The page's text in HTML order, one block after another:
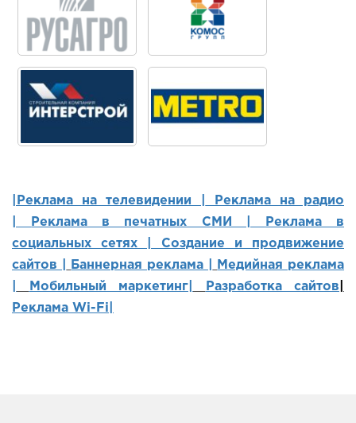
|Реклама на телевидении |
Реклама на радио
Реклама в печатных СМИ |
Реклама в
социальных сетях | Создание и продвижение
сайтов
Баннерная реклама |
Медийная реклама
Мобильный маркетинг Разработка сайтов
Реклама Wi-Fi|